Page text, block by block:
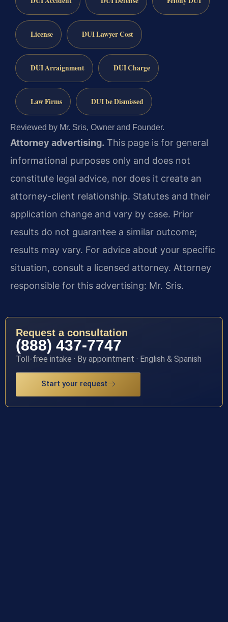
License DUI Lawyer Cost
DUI Arraignment DUI Charge
Law Firms DUI be Dismissed
Reviewed by Mr. Sris, Owner and Founder.
Attorney advertising. This page is for general
informational purposes only and does not
constitute legal advice, nor does it create an
attorney-client relationship. Statutes and their
application change and vary by case. Prior
results do not guarantee a similar outcome;
results may vary. For advice about your specific
situation, consult a licensed attorney. Attorney
responsible for this advertising: Mr. Sris.
Request a consultation
(888) 437-7747
Toll-free intake · By appointment · English & Spanish
Start your request